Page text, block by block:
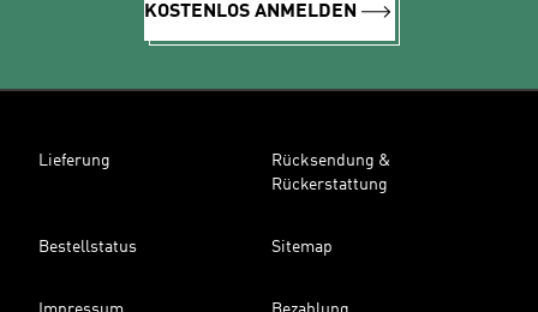
KOSTENLOS ANMELDEN
Lieferung
Rücksendung &
Rückerstattung
Bestellstatus Sitemap